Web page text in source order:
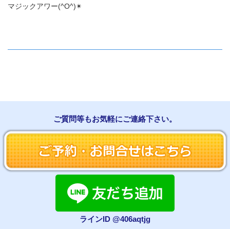
マジックアワー(^O^)✴︎
ご質問等もお気軽にご連絡下さい。
ラインID @406aqtjg